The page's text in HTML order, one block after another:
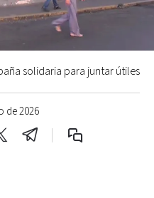
de 2026
solidaria para juntar útiles